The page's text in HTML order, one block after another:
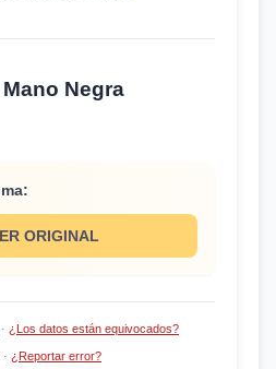
Negra
ORIGINAL
· ¿Los datos están equivocados?
· ¿Reportar error?